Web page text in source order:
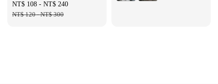
Sale
price
NT$ 108 - NT$ 240
NT$ 120-NT$ 300